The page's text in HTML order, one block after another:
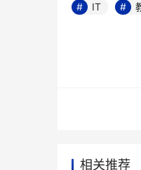
薪资优渥，有
华清远见16
Python人工
IT
相关推荐